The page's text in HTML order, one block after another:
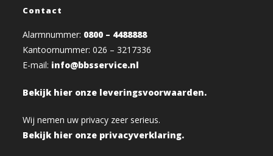
Contact
Alarmnummer: 0800 – 4488888
Kantoornummer: 026 – 3217336
E-mail: info@bbsservice.nl
Bekijk hier onze leveringsvoorwaarden.
Wij nemen uw privacy zeer serieus.
Bekijk hier onze privacyverklaring.